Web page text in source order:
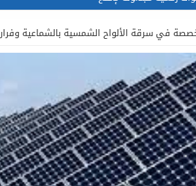
في سرقة الألواح الشمسية بالشماعية وفرار